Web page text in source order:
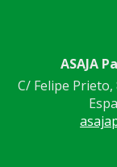
ASAJA
C/ Felipe Prieto,